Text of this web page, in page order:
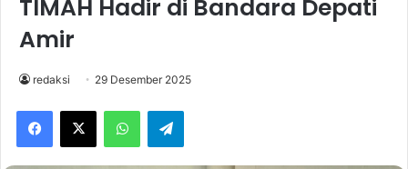
TIMAH Hadir di Bandara Depati
Amir
redaksi 29 Desember 2025
Facebook
X WhatsAppTelegram